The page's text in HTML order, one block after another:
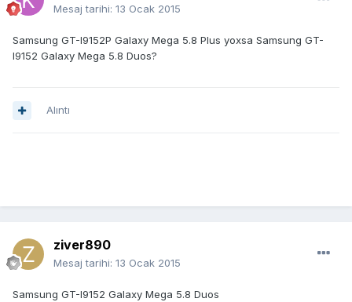
Mesaj tarihi: 13 Ocak 2015
Samsung GT-I9152P Galaxy Mega 5.8 Plus yoxsa Samsung GT-
I9152 Galaxy Mega 5.8 Duos?
Alıntı
ziver890
Mesaj tarihi: 13 Ocak 2015
Samsung GT-I9152 Galaxy Mega 5.8 Duos